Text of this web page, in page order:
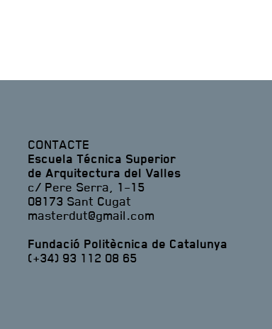
CONTACTE
Escuela Técnica Superior
de Arquitectura del Valles
c/ Pere Serra, 1-15
08173 Sant Cugat
masterdut@gmail.com
Fundació Politècnica de Catalunya
(+34) 93 112 08 65